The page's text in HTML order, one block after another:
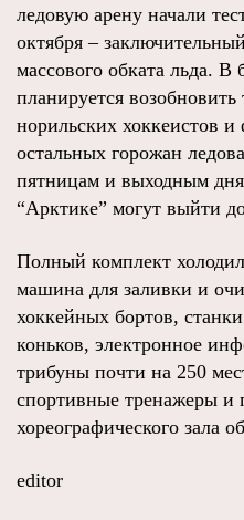
ледовую арену начали
октября –
массового обката льда.
планируется
норильских хоккеистов
остальных горожан
пятницам и выходным
“Арктике” могут выйти
Полный комплект
машина для заливки и
хоккейных бортов,
коньков, электронное
трибуны почти на 250
спортивные тренажеры и
хореографического зала
editor